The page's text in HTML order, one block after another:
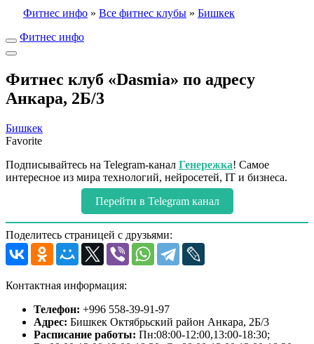
Фитнес инфо » Все фитнес клубы » Бишкек
Фитнес инфо
Фитнес клуб «Dasmia» по адресу
Анкара, 2Б/3
Бишкек
Favorite
Подписывайтесь на Telegram-канал Генережка! Самое
интересное из мира технологий, нейросетей, IT и бизнеса.
Перейти в Telegram канал
Поделитесь страницей с друзьями:
Контактная информация:
Телефон: +996 558-39-91-97
Адрес: Бишкек Октябрьский район Анкара, 2Б/3
Расписание работы: Пн:08:00-12:00,13:00-18:30;